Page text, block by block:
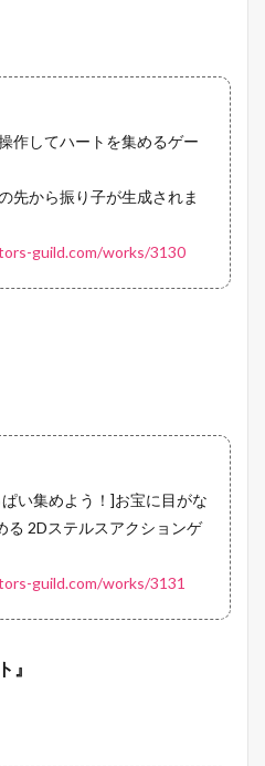
作してハートを集めるゲー
先から振り子が生成されま
guild.com/works/3130
い集めよう！]お宝に目がな
る 2Dステルスアクションゲ
guild.com/works/3131
』